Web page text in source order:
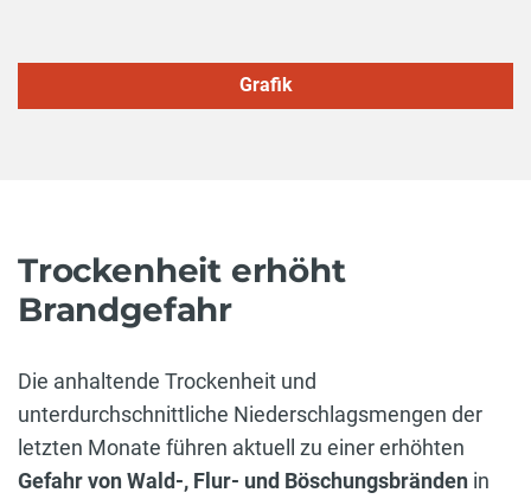
Grafik
Trockenheit erhöht
Brandgefahr
Die anhaltende Trockenheit und
unterdurchschnittliche Niederschlagsmengen der
letzten Monate führen aktuell zu einer erhöhten
Gefahr von Wald-, Flur- und Böschungsbränden in